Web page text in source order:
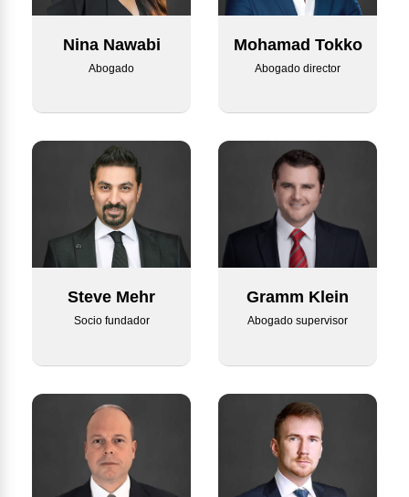
Nina Nawabi
Abogado
Mohamad Tokko
Abogado director
Steve Mehr
Socio fundador
Gramm Klein
Abogado supervisor